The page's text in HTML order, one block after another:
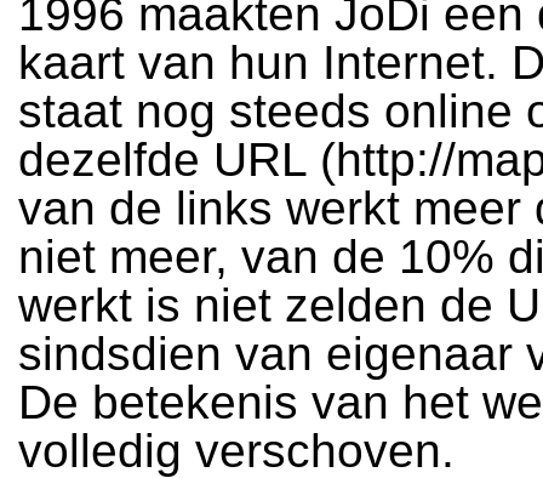
1996 maakten JoDi een
kaart van hun Internet.
staat nog steeds online
dezelfde URL (http://
van de links werkt meer
niet meer, van de 10%
werkt is niet zelden de
sindsdien van eigenaar
De betekenis van het
volledig verschoven.